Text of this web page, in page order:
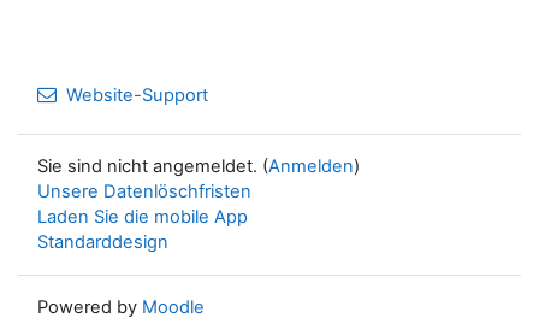
Website-Support
Sie sind nicht angemeldet. (Anmelden)
Unsere Datenlöschfristen
Laden Sie die mobile App
Standarddesign
Powered by Moodle